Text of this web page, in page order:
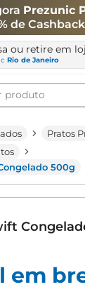
Prezunic
de Cashback
ou retire em
Rio de Janeiro
Pratos
500g
em